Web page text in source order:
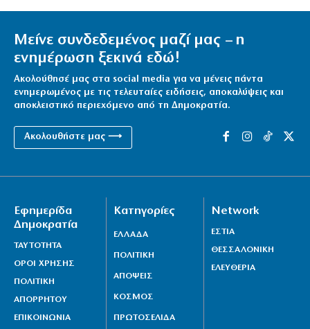
Μείνε συνδεδεμένος μαζί μας – η
ενημέρωση ξεκινά εδώ!
Ακολούθησέ μας στα social media για να μένεις πάντα
ενημερωμένος με τις τελευταίες ειδήσεις, αποκαλύψεις και
αποκλειστικό περιεχόμενο από τη Δημοκρατία.
Ακολουθήστε μας ⟶
Εφημερίδα
Δημοκρατία
ΤΑΥΤΟΤΗΤΑ
ΟΡΟΙ ΧΡΗΣΗΣ
ΠΟΛΙΤΙΚΗ
ΑΠΟΡΡΗΤΟΥ
ΕΠΙΚΟΙΝΩΝΙΑ
Κατηγορίες
ΕΛΛΑΔΑ
ΠΟΛΙΤΙΚΗ
ΑΠΟΨΕΙΣ
ΚΟΣΜΟΣ
ΠΡΩΤΟΣΕΛΙΔΑ
Network
ΕΣΤΙΑ
ΘΕΣΣΑΛΟΝΙΚΗ
ΕΛΕΥΘΕΡΙΑ